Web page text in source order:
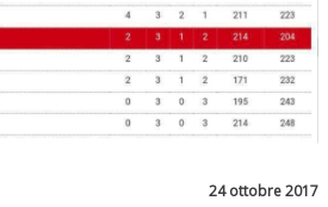
24 ottobre 2017